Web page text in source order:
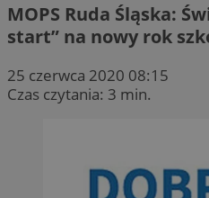
MOPS Ruda Śląska:
start” na nowy rok
25 czerwca 2020 08:15
Czas czytania: 3 min.